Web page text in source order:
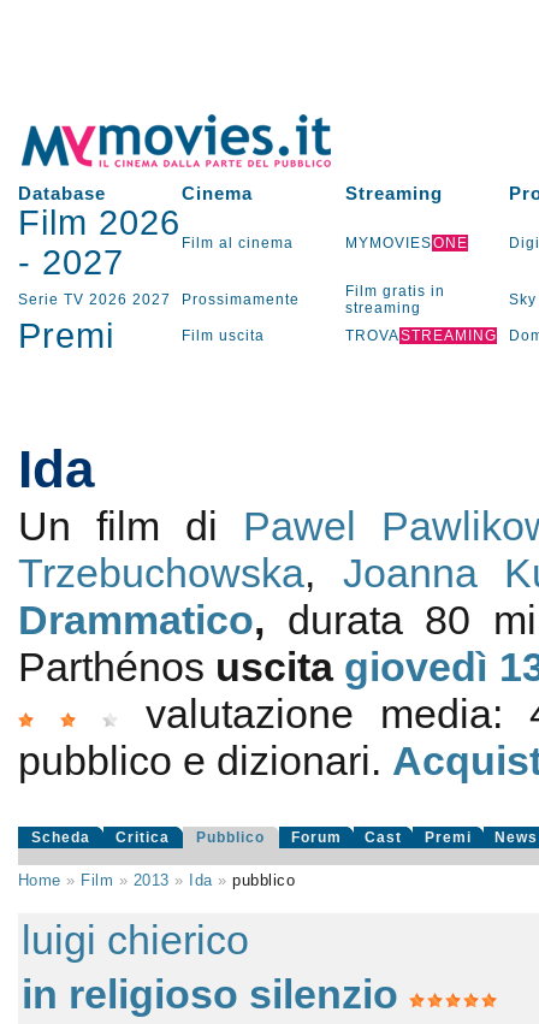
Database Cinema Streaming
Film 2026
- 2027 Film al cinema MYMOVIESONE
Serie TV 2026 2027 Prossimamente
Film gratis in
streaming
Sky
Premi Film uscita TROVASTREAMING
Ida
Un film di Pawel
Trzebuchowska, Joanna
Drammatico, durata 80
Parthénos uscita giovedì
valutazione media:
pubblico e dizionari.
Scheda Critica Pubblico Forum Cast Premi News
Home » Film » 2013 » Ida»pubblico
luigi chierico
in religioso silenzio